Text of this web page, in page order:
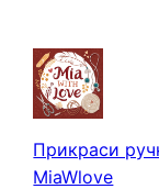
вмісту
Прикраси
MiaWlove